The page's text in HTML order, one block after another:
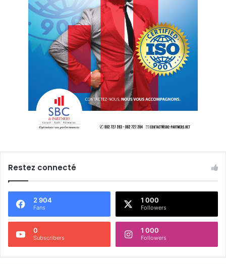
Restez connecté
2 904
Fans
1 000
Followers
0
Subscribers
1 000
Followers